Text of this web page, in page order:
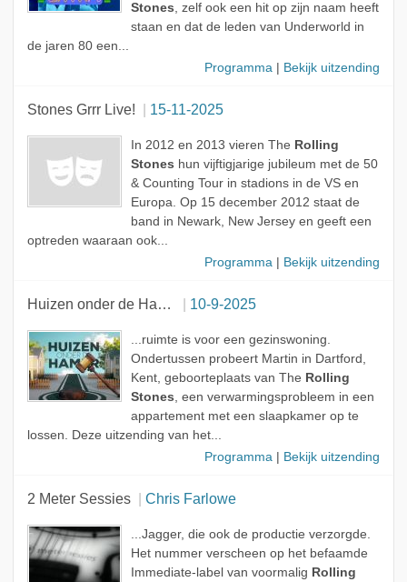
Stones, zelf ook een hit op zijn naam heeft
staan en dat de leden van Underworld in
de jaren 80 een...
Programma
Bekijk uitzending
Stones Grrr Live! 15-11-2025
In 2012 en 2013 vieren The Rolling
Stones hun vijftigjarige jubileum met de 50
& Counting Tour in stadions in de VS en
Europa. Op 15 december 2012 staat de
band in Newark, New Jersey en geeft een
optreden waaraan ook...
Programma
Bekijk uitzending
Huizen onder de Hamer 10-9-2025
...ruimte is voor een gezinswoning.
Ondertussen probeert Martin in Dartford,
Kent, geboorteplaats van The Rolling
Stones, een verwarmingsprobleem in een
appartement met een slaapkamer op te
lossen. Deze uitzending van het...
Programma
Bekijk uitzending
2 Meter Sessies Chris Farlowe
...Jagger, die ook de productie verzorgde.
Het nummer verscheen op het befaamde
Immediate-label van voormalig Rolling